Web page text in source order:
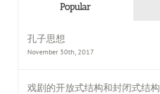
Popular
孔子思想
November 30th, 2017
戏剧的开放式结构和封闭式结构